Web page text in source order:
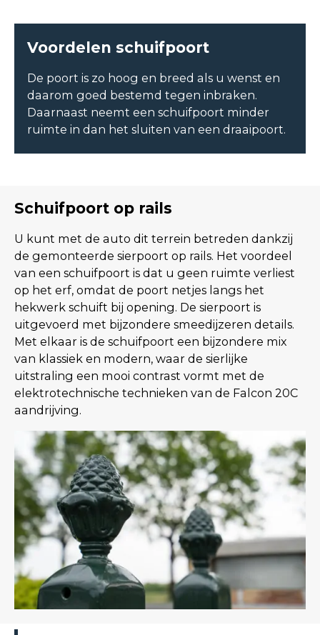
Voordelen schuifpoort
De poort is zo hoog en breed als u wenst en
daarom goed bestemd tegen inbraken.
Daarnaast neemt een schuifpoort minder
ruimte in dan het sluiten van een draaipoort.
Schuifpoort op rails
U kunt met de auto dit terrein betreden dankzij
de gemonteerde sierpoort op rails. Het voordeel
van een schuifpoort is dat u geen ruimte verliest
op het erf, omdat de poort netjes langs het
hekwerk schuift bij opening. De sierpoort is
uitgevoerd met bijzondere smeedijzeren details.
Met elkaar is de schuifpoort een bijzondere mix
van klassiek en modern, waar de sierlijke
uitstraling een mooi contrast vormt met de
elektrotechnische technieken van de Falcon 20C
aandrijving.